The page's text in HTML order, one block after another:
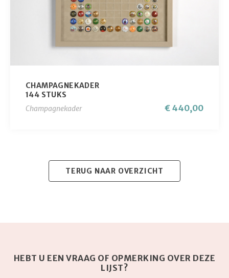
CHAMPAGNEKADER
144 STUKS
Champagnekader
€ 440,00
TERUG NAAR OVERZICHT
HEBT U EEN VRAAG OF OPMERKING OVER DEZE
LIJST?